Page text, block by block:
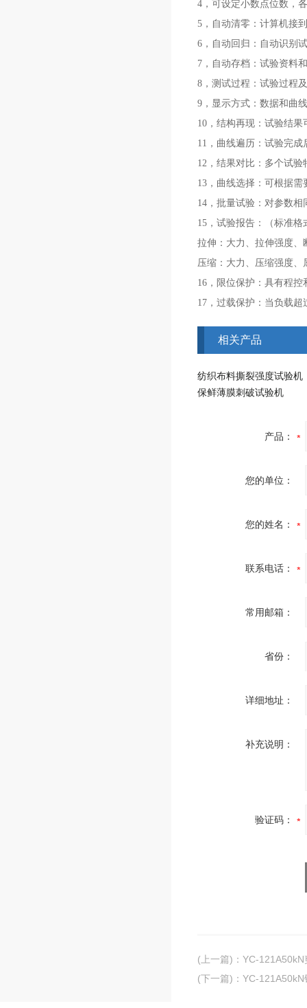
4， 可设定小数点位数，
5，自动清零：计算机接
6， 自动回归：自动识别
7， 自动存档：试验资料
8， 测试过程：试验过程
9， 显示方式：数据和曲
10， 结构再现：试验结果
11， 曲线遍历：试验完成
12， 结果对比：多个试验
13， 曲线选择：可根据需
14， 批量试验：对参数相
15，试验报告：（标准格
拉伸：大力、拉伸强度、
压缩：大力、压缩强度
16，限位保护：具有程控
17，过载保护：当负载
相关产品
纺织布料撕裂强度试验机
保鲜薄膜刺破试验机
产品：
您的单位：
您的姓名：
联系电话：
常用邮箱：
省份：
详细地址：
补充说明：
验证码：
(上一篇) ： YC-121A50kN
(下一篇) ： YC-